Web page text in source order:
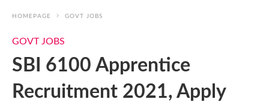
HOMEPAGE GOVT JOBS
GOVT JOBS
SBI 6100 Apprentice
Recruitment 2021, Apply